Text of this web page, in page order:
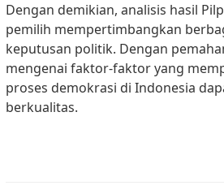
Dengan demikian, analisis hasil
pemilih mempertimbangkan
keputusan politik. Dengan
mengenai faktor-faktor yang
proses demokrasi di Indonesia
berkualitas.